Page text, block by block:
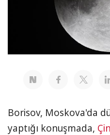
Borisov, Moskova'da
yaptığı konuşmada, Çin